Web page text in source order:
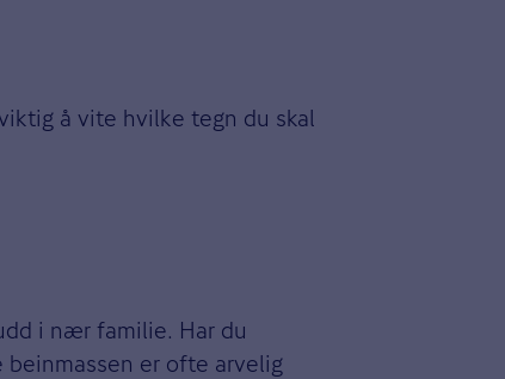
å vite hvilke tegn du skal
i nær familie. Har du
er ofte arvelig